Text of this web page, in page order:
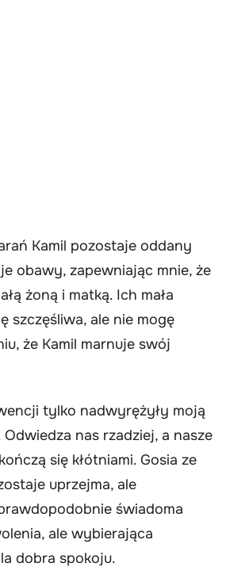
Kamil pozostaje oddany
obawy, zapewniając mnie, że
żoną i matką. Ich mała
szczęśliwa, ale nie mogę
że Kamil marnuje swój
tylko nadwyrężyły moją
Odwiedza nas rzadziej, a nasze
się kłótniami. Gosia ze
uprzejma, ale
świadoma
ale wybierająca
dobra spokoju.